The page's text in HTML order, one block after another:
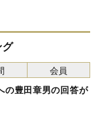
の豊田章男の回答が
会員